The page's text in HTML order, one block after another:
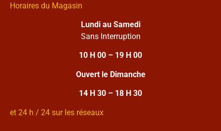
Horaires du Magasin
Lundi au Samedi
Sans Interruption
10 H 00 – 19 H 00
Ouvert le Dimanche
14 H 30 – 18 H 30
et 24 h / 24 sur les réseaux